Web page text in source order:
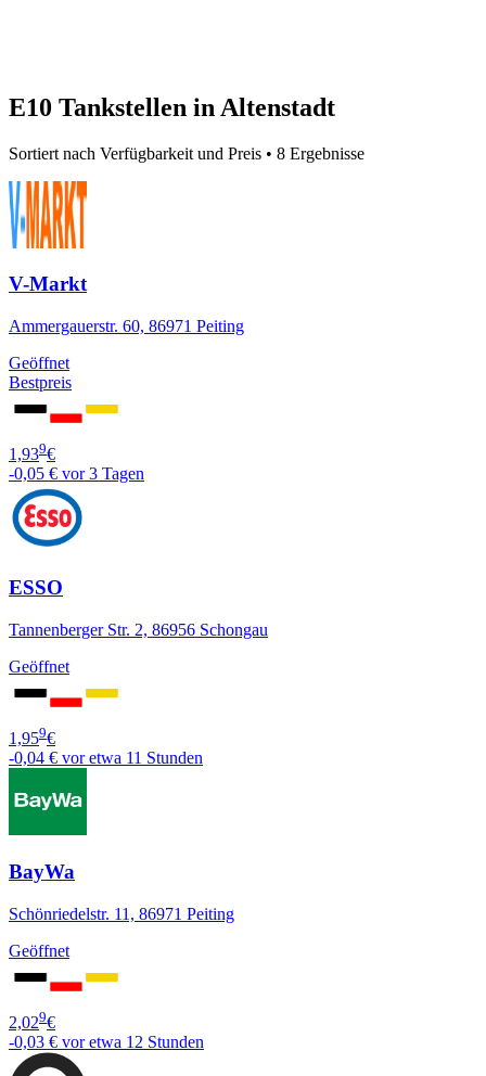
E10 Tankstellen in Altenstadt
Sortiert nach Verfügbarkeit und Preis • 8 Ergebnisse
V-Markt
Ammergauerstr. 60, 86971 Peiting
Geöffnet
Bestpreis
1,939€
-0,05 € vor 3 Tagen
ESSO
Tannenberger Str. 2, 86956 Schongau
Geöffnet
1,959€
-0,04 € vor etwa 11 Stunden
BayWa
Schönriedelstr. 11, 86971 Peiting
Geöffnet
2,029€
-0,03 € vor etwa 12 Stunden